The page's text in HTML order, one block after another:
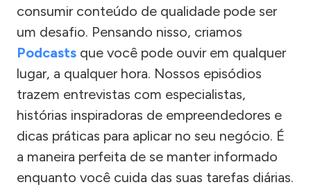
consumir conteúdo de qualidade pode ser
um desafio. Pensando nisso, criamos
Podcasts que você pode ouvir em qualquer
lugar, a qualquer hora. Nossos episódios
trazem entrevistas com especialistas,
histórias inspiradoras de empreendedores e
dicas práticas para aplicar no seu negócio. É
a maneira perfeita de se manter informado
enquanto você cuida das suas tarefas diárias.